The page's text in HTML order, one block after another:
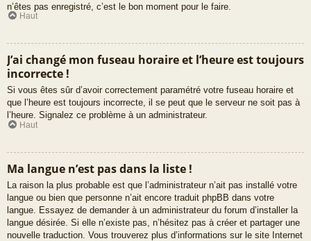
n’êtes pas enregistré, c’est le bon moment pour le faire.
Haut
J’ai changé mon fuseau horaire et l’heure est toujours
incorrecte !
Si vous êtes sûr d’avoir correctement paramétré votre fuseau horaire et
que l’heure est toujours incorrecte, il se peut que le serveur ne soit pas à
l’heure. Signalez ce problème à un administrateur.
Haut
Ma langue n’est pas dans la liste !
La raison la plus probable est que l’administrateur n’ait pas installé votre
langue ou bien que personne n’ait encore traduit phpBB dans votre
langue. Essayez de demander à un administrateur du forum d’installer la
langue désirée. Si elle n’existe pas, n’hésitez pas à créer et partager une
nouvelle traduction. Vous trouverez plus d’informations sur le site Internet